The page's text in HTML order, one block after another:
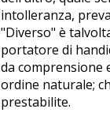
intolleranza,
"Diverso" è
portatore di
da comprensione
ordine naturale;
prestabilite.